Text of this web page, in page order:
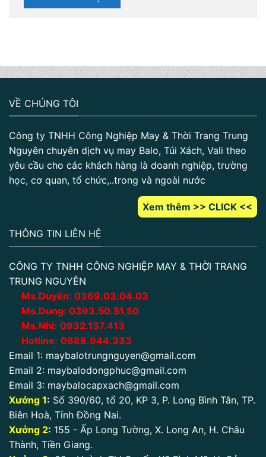
VỀ CHÚNG TÔI
Công ty TNHH Công Nghiệp May & Thời Trang Trung
Nguyên chuyên dịch vụ may Balo, Túi Xách, Vali theo
yêu cầu cho các khách hàng là doanh nghiệp, trường
học, cơ quan, tổ chức,..trong và ngoài nước
Xem thêm >> CLICK <<
THÔNG TIN LIÊN HỆ
CÔNG TY TNHH CÔNG NGHIỆP MAY & THỜI TRANG
TRUNG NGUYÊN
Ms.Duyên: 0369.03.04.03
Ms.Dung: 0393.50.51.50
Ms.Nhi: 0932.137.413
Hotline: 0888.944.333
Email 1: maybalotrungnguyen@gmail.com
Email 2: maybalodongphuc@gmail.com
Email 3: maybalocapxach@gmail.com
Xưởng 1: Số 390/60, tổ 20, KP 3, P. Long Bình Tân, TP.
Biên Hoà, Tỉnh Đồng Nai.
Xưởng 2: 155 - Ấp Long Tường, X. Long An, H. Châu
Thành, Tiền Giang.